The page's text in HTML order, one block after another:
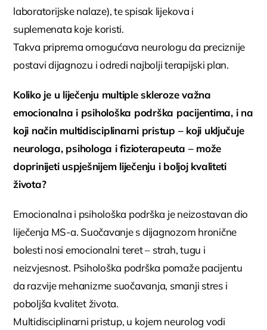
laboratorijske nalaze), te spisak lijekova i
suplemenata koje koristi.
Takva priprema omogućava neurologu da preciznije
postavi dijagnozu i odredi najbolji terapijski plan.
Koliko je u liječenju multiple skleroze važna
emocionalna i psihološka podrška pacijentima, i na
koji način multidisciplinarni pristup – koji uključuje
neurologa, psihologa i fizioterapeuta – može
doprinijeti uspješnijem liječenju i boljoj kvaliteti
života?
Emocionalna i psihološka podrška je neizostavan dio
liječenja MS-a. Suočavanje s dijagnozom hronične
bolesti nosi emocionalni teret – strah, tugu i
neizvjesnost. Psihološka podrška pomaže pacijentu
da razvije mehanizme suočavanja, smanji stres i
poboljša kvalitet života.
Multidisciplinarni pristup, u kojem neurolog vodi